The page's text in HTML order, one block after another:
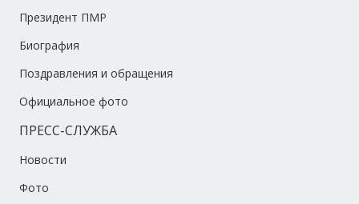
Президент ПМР
Биография
Поздравления и обращения
Официальное фото
ПРЕСС-СЛУЖБА
Новости
Фото